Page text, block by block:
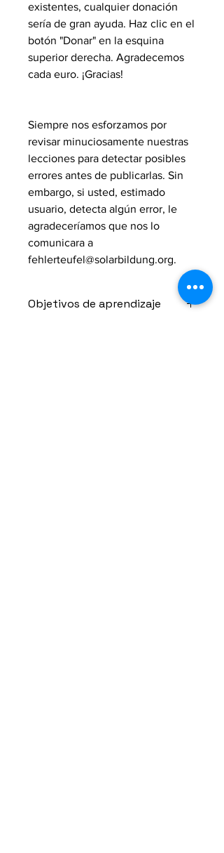
existentes, cualquier donación
sería de gran ayuda. Haz clic en el
botón "Donar" en la esquina
superior derecha. Agradecemos
cada euro. ¡Gracias!
Siempre nos esforzamos por
revisar minuciosamente nuestras
lecciones para detectar posibles
errores antes de publicarlas. Sin
embargo, si usted, estimado
usuario, detecta algún error, le
agradeceríamos que nos lo
comunicara a
fehlerteufel@solarbildung.org.
Objetivos de aprendizaje